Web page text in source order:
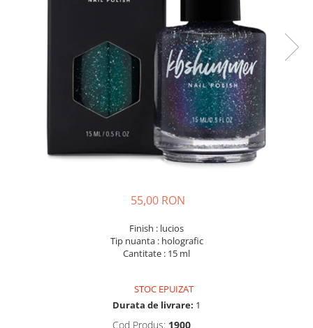
55,00 RON
Finish : lucios
Tip nuanta : holografic
Cantitate : 15 ml
STOC EPUIZAT
Durata de livrare: 1
Cod Produs: 1900